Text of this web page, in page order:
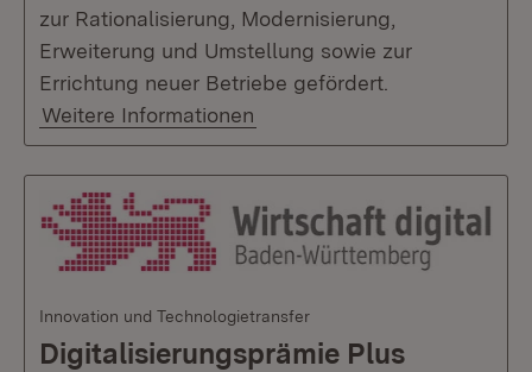
zur Rationalisierung, Modernisierung,
Erweiterung und Umstellung sowie zur
Errichtung neuer Betriebe gefördert.
Weitere Informationen
Innovation und Technologietransfer
Digitalisierungsprämie Plus